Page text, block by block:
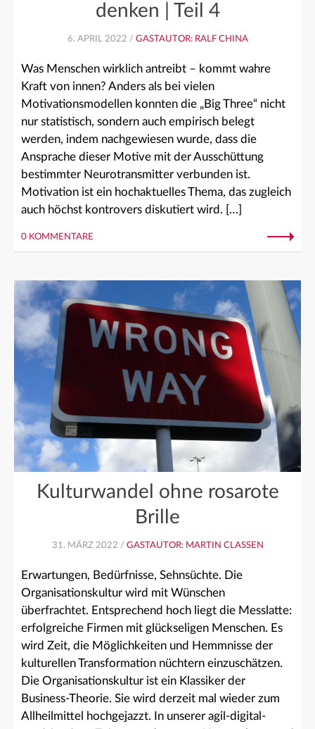
denken | Teil 4
6. APRIL 2022 / GASTAUTOR: RALF CHINA
Was Menschen wirklich antreibt – kommt wahre
Kraft von innen? Anders als bei vielen
Motivationsmodellen konnten die „Big Three“ nicht
nur statistisch, sondern auch empirisch belegt
werden, indem nachgewiesen wurde, dass die
Ansprache dieser Motive mit der Ausschüttung
bestimmter Neurotransmitter verbunden ist.
Motivation ist ein hochaktuelles Thema, das zugleich
auch höchst kontrovers diskutiert wird. […]
0 KOMMENTARE
Kulturwandel ohne rosarote
Brille
31. MÄRZ 2022 / GASTAUTOR: MARTIN CLASSEN
Erwartungen, Bedürfnisse, Sehnsüchte. Die
Organisationskultur wird mit Wünschen
überfrachtet. Entsprechend hoch liegt die Messlatte:
erfolgreiche Firmen mit glückseligen Menschen. Es
wird Zeit, die Möglichkeiten und Hemmnisse der
kulturellen Transformation nüchtern einzuschätzen.
Die Organisationskultur ist ein Klassiker der
Business-Theorie. Sie wird derzeit mal wieder zum
Allheilmittel hochgejazzt. In unserer agil-digital-